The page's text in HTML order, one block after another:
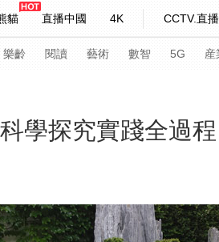
貓 直播中國 4K CCTV.直播
學習
樂齡 閱讀 藝術 數智 5G 産
央視網評 光華銳評 鋒面
學探究實踐全過